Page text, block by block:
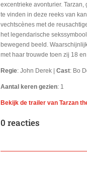
excentrieke avonturier.
te vinden in deze reeks van
vechtscènes met de
het legendarische
bewegend beeld.
met haar trouwde toen zij 18
Regie: John Derek | Cast: Bo
Aantal keren gezien: 1
Bekijk de trailer van Tarzan
0 reacties